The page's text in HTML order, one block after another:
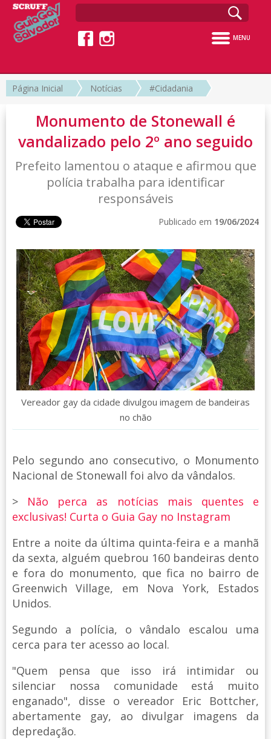
MENU
Página Inicial Notícias #Cidadania
Monumento de Stonewall é
vandalizado pelo 2º ano seguido
Prefeito lamentou o ataque e afirmou que
polícia trabalha para identificar
responsáveis
Publicado em 19/06/2024
Vereador gay da cidade divulgou imagem de bandeiras
no chão
Pelo segundo ano consecutivo, o Monumento
Nacional de Stonewall foi alvo da vândalos.
> Não perca as notícias mais quentes e
exclusivas! Curta o Guia Gay no Instagram
Entre a noite da última quinta-feira e a manhã
da sexta, alguém quebrou 160 bandeiras dento
e fora do monumento, que fica no bairro de
Greenwich Village, em Nova York, Estados
Unidos.
Segundo a polícia, o vândalo escalou uma
cerca para ter acesso ao local.
"Quem pensa que isso irá intimidar ou
silenciar nossa comunidade está muito
enganado", disse o vereador Eric Bottcher,
abertamente gay, ao divulgar imagens da
depredação.